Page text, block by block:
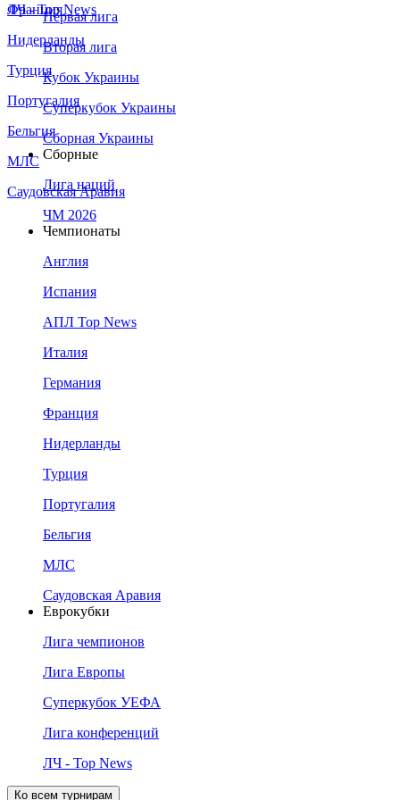
Франция
Нидерланды
Турция
Португалия
Бельгия
МЛС
Саудовская Аравия
ЛЧ - Top News
Первая лига
Вторая лига
Кубок Украины
Суперкубок Украины
Сборная Украины
Сборные
Лига наций
ЧМ 2026
Чемпионаты
Англия
Испания
АПЛ Top News
Италия
Германия
Франция
Нидерланды
Турция
Португалия
Бельгия
МЛС
Саудовская Аравия
Еврокубки
Лига чемпионов
Лига Европы
Суперкубок УЕФА
Лига конференций
ЛЧ - Top News
Ко всем турнирам